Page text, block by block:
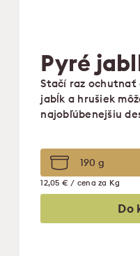
Pyré
Stačí raz ochutnať
jabĺk a hrušiek
najobľúbenejšiu
190 g
12,05 € / cena za Kg
Do